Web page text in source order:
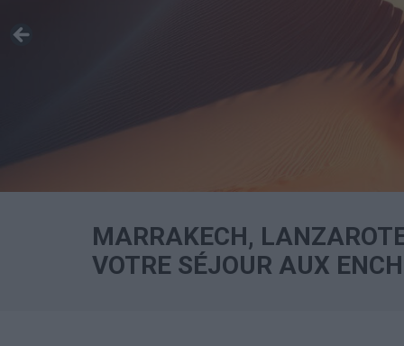
MARRAKECH,
VOTRE SÉJOUR AUX